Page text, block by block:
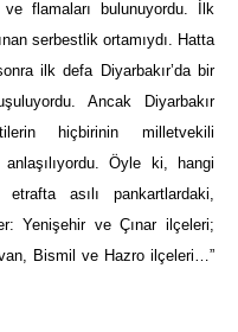
flamaları bulunuyordu. İlk
serbestlik ortamıydı. Hatta
ilk defa Diyarbakır’da bir
Ancak Diyarbakır
hiçbirinin milletvekili
Öyle ki, hangi
asılı pankartlardaki,
Yenişehir ve Çınar ilçeleri;
Bismil ve Hazro ilçeleri…”